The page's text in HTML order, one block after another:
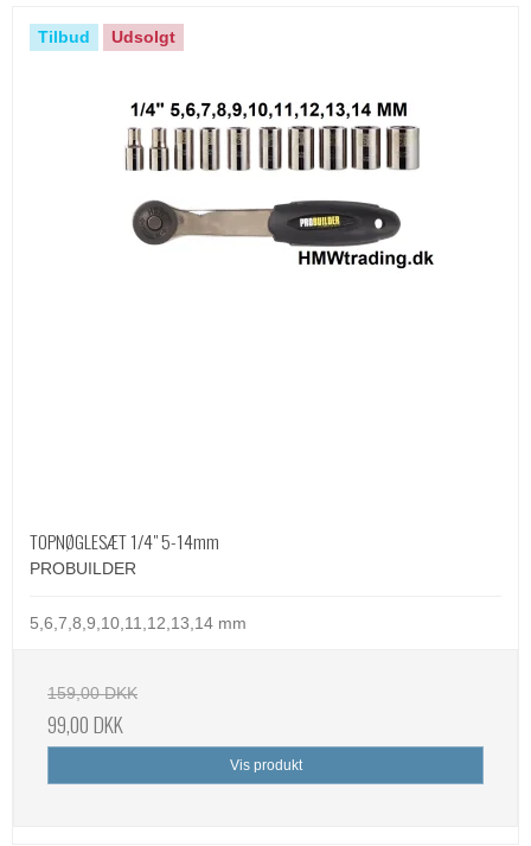
Tilbud Udsolgt
TOPNØGLESÆT 1/4" 5-14mm
PROBUILDER
5,6,7,8,9,10,11,12,13,14 mm
159,00 DKK
99,00 DKK
Vis produkt